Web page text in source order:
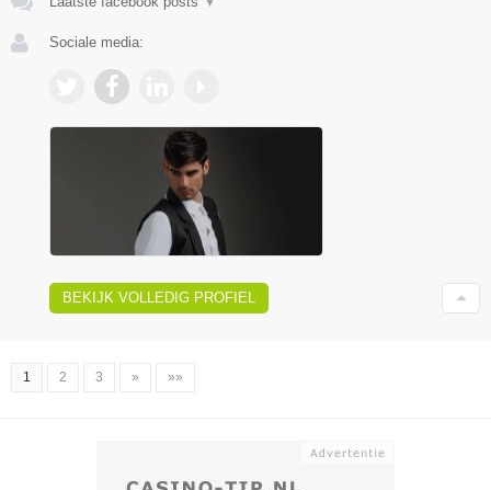
Sociale media:
BEKIJK VOLLEDIG PROFIEL
1 2 3 » »»